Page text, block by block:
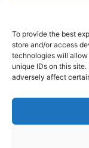
To provide the best
store and/or access
technologies will
unique IDs on this
adversely affect
Password